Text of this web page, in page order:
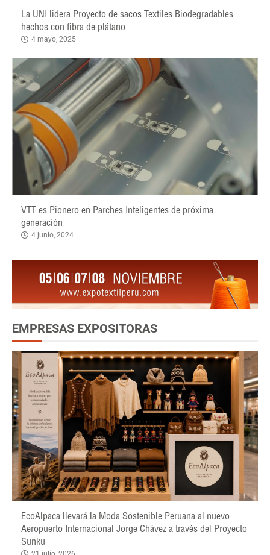
La UNI lidera Proyecto de sacos Textiles Biodegradables
hechos con fibra de plátano
4 mayo, 2025
VTT es Pionero en Parches Inteligentes de próxima
generación
4 junio, 2024
EMPRESAS EXPOSITORAS
EcoAlpaca llevará la Moda Sostenible Peruana al nuevo
Aeropuerto Internacional Jorge Chávez a través del Proyecto
Sunku